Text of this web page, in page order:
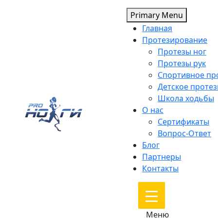
Primary Menu
Главная
Протезирование
Протезы ног
Протезы рук
Спортивное
Детское
Школа ходьбы
О нас
Сертификаты
Вопрос-Ответ
Блог
Партнеры
Контакты
Меню